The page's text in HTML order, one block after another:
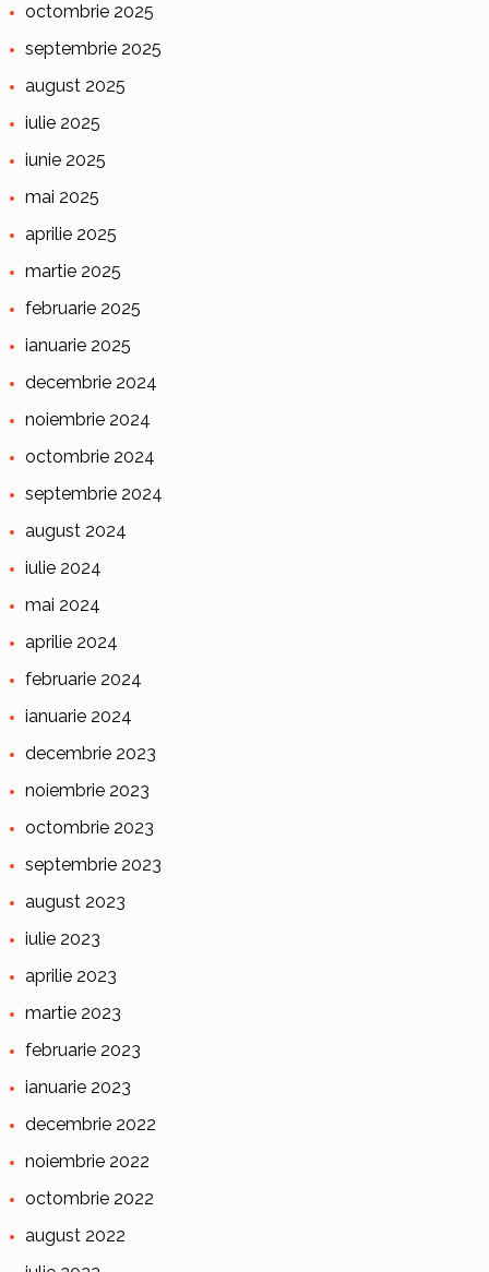
octombrie 2025
septembrie 2025
august 2025
iulie 2025
iunie 2025
mai 2025
aprilie 2025
martie 2025
februarie 2025
ianuarie 2025
decembrie 2024
noiembrie 2024
octombrie 2024
septembrie 2024
august 2024
iulie 2024
mai 2024
aprilie 2024
februarie 2024
ianuarie 2024
decembrie 2023
noiembrie 2023
octombrie 2023
septembrie 2023
august 2023
iulie 2023
aprilie 2023
martie 2023
februarie 2023
ianuarie 2023
decembrie 2022
noiembrie 2022
octombrie 2022
august 2022